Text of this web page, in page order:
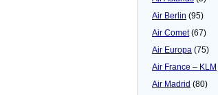
Air Berlin (95)
Air Comet(67)
Air Europa (75)
Air France – KLM
Air Madrid (80)